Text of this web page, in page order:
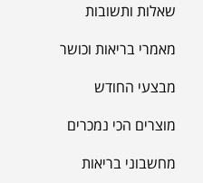
שאלות ותשובות
מאמרי בריאות וכושר
מבצעי החודש
מוצרים הכי נמכרים
מחשבוני בריאות